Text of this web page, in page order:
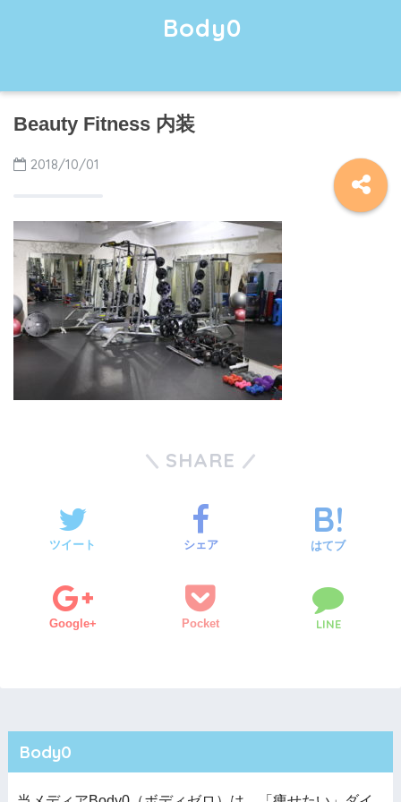
Body0
Beauty Fitness 内装
2018/10/01
SHARE
ツイート シェア はてブ
Google+ Pocket LINE
Body0